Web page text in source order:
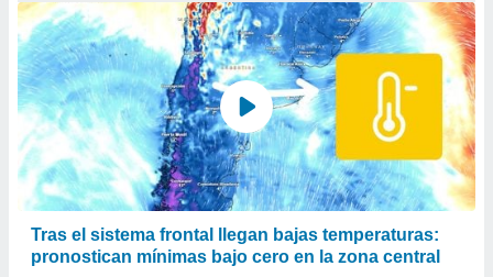
Tras el sistema frontal llegan bajas temperaturas:
pronostican mínimas bajo cero en la zona central